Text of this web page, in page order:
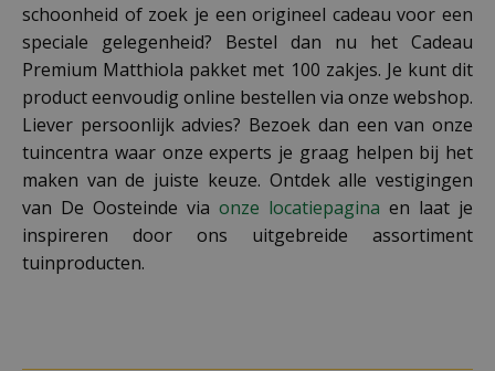
schoonheid of zoek je een origineel cadeau voor een
speciale gelegenheid? Bestel dan nu het Cadeau
Premium Matthiola pakket met 100 zakjes. Je kunt dit
product eenvoudig online bestellen via onze webshop.
Liever persoonlijk advies? Bezoek dan een van onze
tuincentra waar onze experts je graag helpen bij het
maken van de juiste keuze. Ontdek alle vestigingen
van De Oosteinde via onze locatiepagina en laat je
inspireren door ons uitgebreide assortiment
tuinproducten.